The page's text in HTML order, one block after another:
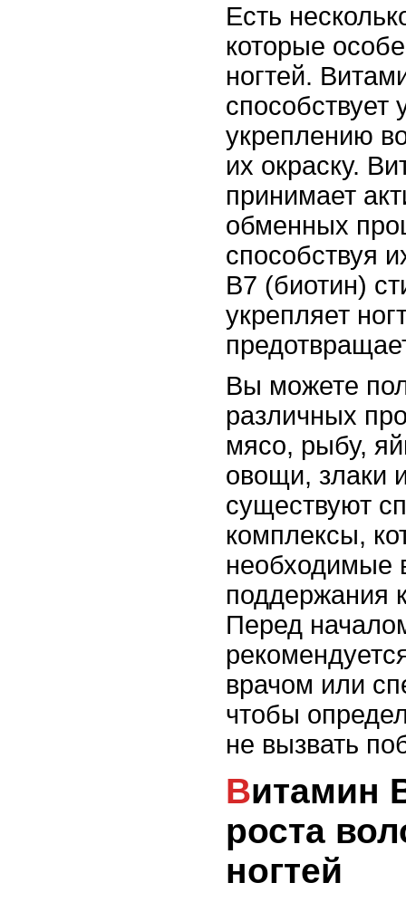
Есть
которые
ногтей.
укреплению
их окраску.
принимает
обменных
способствуя
В7 (биотин)
укрепляет
Вы можете
различных
мясо, рыбу,
овощи, злаки
существуют
комплексы,
необходимые
поддержания
Перед
врачом или
чтобы
не вызвать
Витамин В: стимулятор
роста
ногтей